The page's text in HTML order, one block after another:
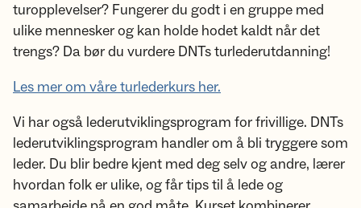
turopplevelser? Fungerer du godt i en gruppe med
ulike mennesker og kan holde hodet kaldt når det
trengs? Da bør du vurdere DNTs turlederutdanning!
Les mer om våre turlederkurs her.
Vi har også lederutviklingsprogram for frivillige. DNTs
lederutviklingsprogram handler om å bli tryggere som
leder. Du blir bedre kjent med deg selv og andre, lærer
hvordan folk er ulike, og får tips til å lede og